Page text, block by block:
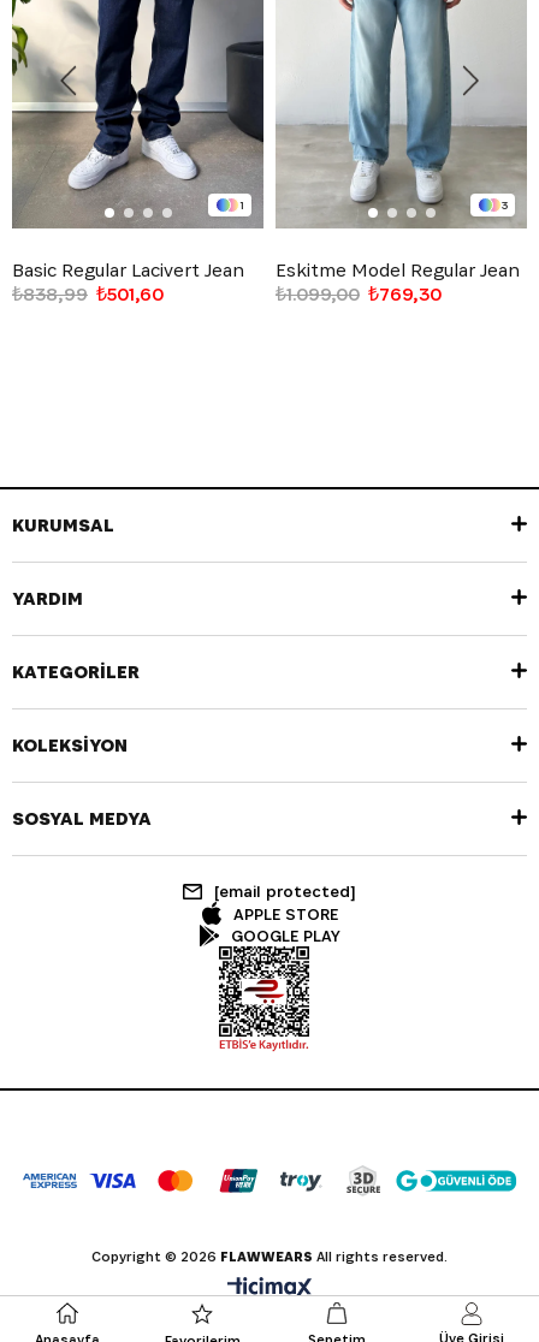
1
Basic Regular Lacivert Jean
₺501,60
₺838,99
3
Eskitme Model Regular Jean
₺769,30
₺1.099,00
KURUMSAL
YARDIM
KATEGORİLER
KOLEKSİYON
SOSYAL MEDYA
[email protected]
APPLE STORE
GOOGLE PLAY
Copyright © 2026 FLAWWEARS All rights reserved.
Üye Girişi